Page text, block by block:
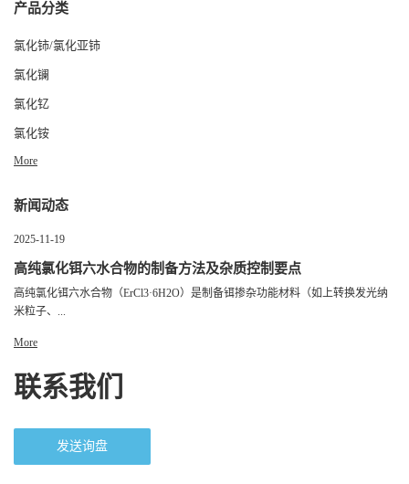
产品分类
氯化铈/氯化亚铈
氯化镧
氯化钇
氯化铵
More
新闻动态
2025-11-19
高纯氯化铒六水合物的制备方法及杂质控制要点
高纯氯化铒六水合物（ErCl3·6H2O）是制备铒掺杂功能材料（如上转换发光纳
米粒子、...
More
联系我们
发送询盘